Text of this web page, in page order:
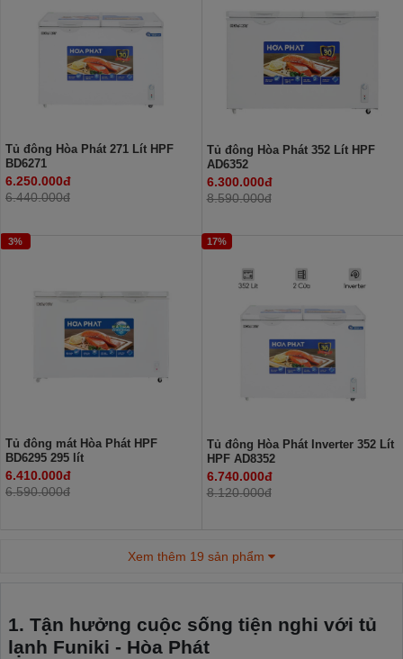
Tủ đông Hòa Phát 271 Lít HPF
BD6271
6.250.000đ
6.440.000đ
Tủ đông Hòa Phát 352 Lít HPF
AD6352
6.300.000đ
8.590.000đ
3%
Tủ đông mát Hòa Phát HPF
BD6295 295 lít
6.410.000đ
6.590.000đ
17%
Tủ đông Hòa Phát Inverter 352 Lít
HPF AD8352
6.740.000đ
8.120.000đ
Xem thêm 19 sản phẩm
1. Tận hưởng cuộc sống tiện nghi với tủ
lạnh Funiki - Hòa Phát